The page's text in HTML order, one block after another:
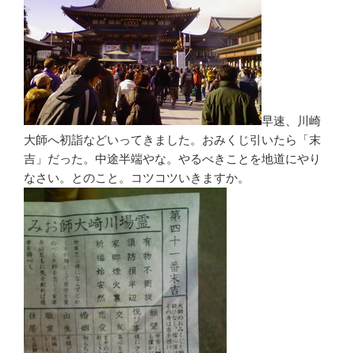
早速、川崎
大師へ初詣などいってきました。おみくじ引いたら「末
吉」だった。中途半端やな。やるべきことを地道にやり
なさい。とのこと。コツコツいきますか。